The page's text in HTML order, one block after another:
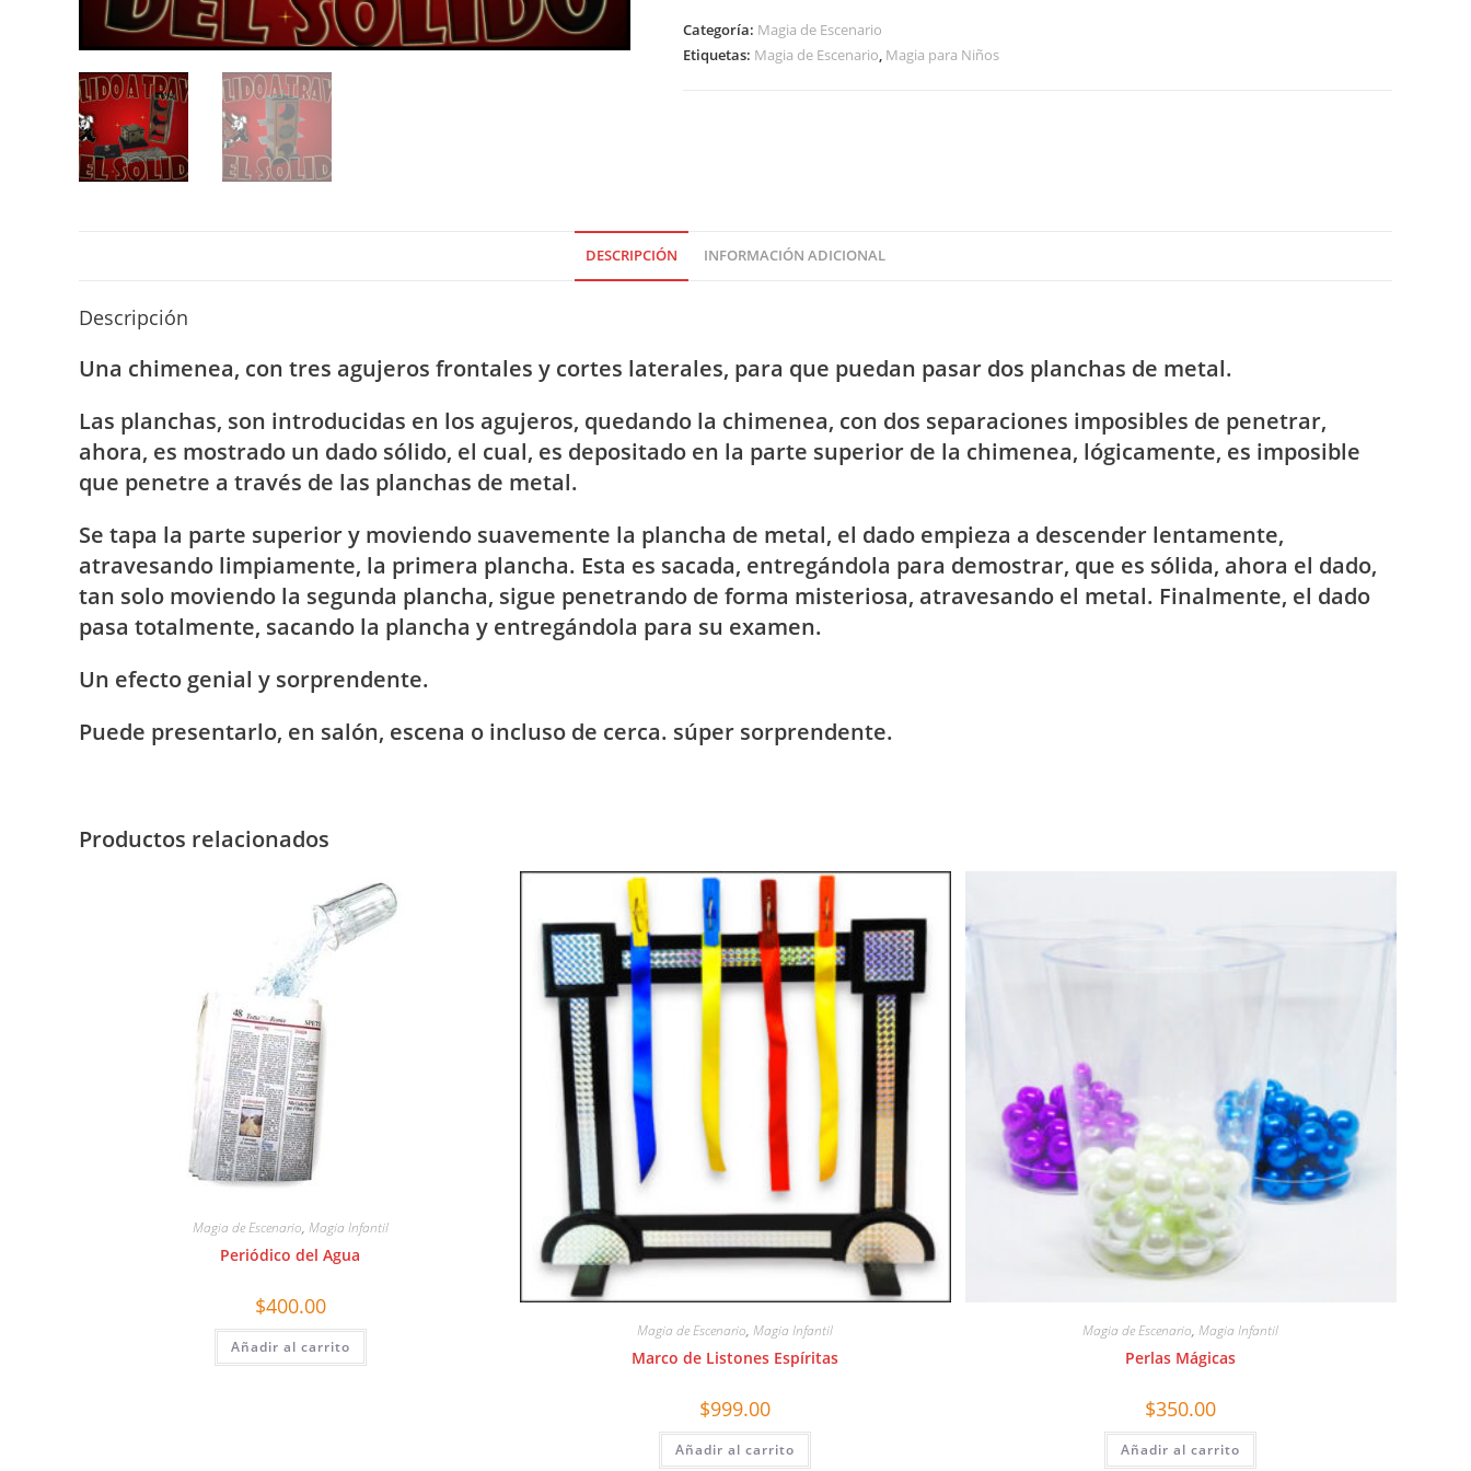
Solido
Categoría: Magia de Escenario
Etiquetas: Magia de Escenario, Magia para Niños
DESCRIPCIÓN INFORMACIÓN ADICIONAL
Descripción
Una chimenea, con tres agujeros frontales y cortes laterales, para que puedan pasar dos planchas de metal.
Las planchas, son introducidas en los agujeros, quedando la chimenea, con dos separaciones imposibles de penetrar,
ahora, es mostrado un dado sólido, el cual, es depositado en la parte superior de la chimenea, lógicamente, es imposible
que penetre a través de las planchas de metal.
Se tapa la parte superior y moviendo suavemente la plancha de metal, el dado empieza a descender lentamente,
atravesando limpiamente, la primera plancha. Esta es sacada, entregándola para demostrar, que es sólida, ahora el dado,
tan solo moviendo la segunda plancha, sigue penetrando de forma misteriosa, atravesando el metal. Finalmente, el dado
pasa totalmente, sacando la plancha y entregándola para su examen.
Un efecto genial y sorprendente.
Puede presentarlo, en salón, escena o incluso de cerca. súper sorprendente.
Productos relacionados
Magia de Escenario, Magia Infantil
Periódico del Agua
$400.00
Añadir al carrito
Magia de Escenario,Magia Infantil
Marco de Listones Espíritas
$999.00
Añadir al carrito
Magia de Escenario,Magia Infantil
Perlas Mágicas
$350.00
Añadir al carrito